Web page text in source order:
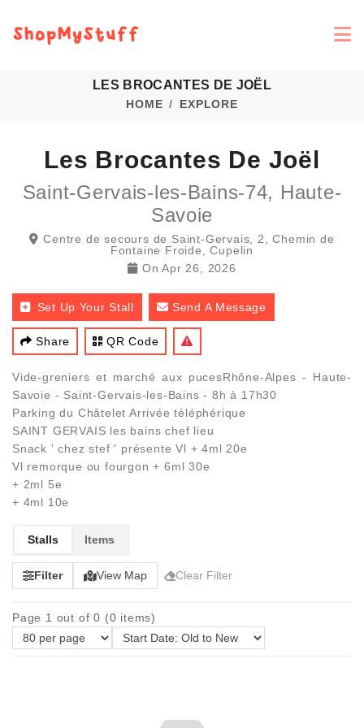
LES BROCANTES DE JOËL
HOME EXPLORE
Les Brocantes De Joël
Saint-Gervais-les-Bains-74, Haute-
Savoie
Centre de secours de Saint-Gervais, 2, Chemin de
Fontaine Froide, Cupelin
On Apr 26, 2026
Set Up Your Stall Send A Message
Share QR Code
Vide-greniers et marché aux pucesRhône-Alpes - Haute-
Savoie - Saint-Gervais-les-Bains - 8h à 17h30
Parking du Châtelet Arrivée téléphérique
SAINT GERVAIS les bains chef lieu
Snack ' chez stef ' présente Vl + 4ml 20e
Vl remorque ou fourgon + 6ml 30e
+ 2ml 5e
+ 4ml 10e
Stalls Items
Filter View Map Clear Filter
Page 1 out of 0 (0 items)